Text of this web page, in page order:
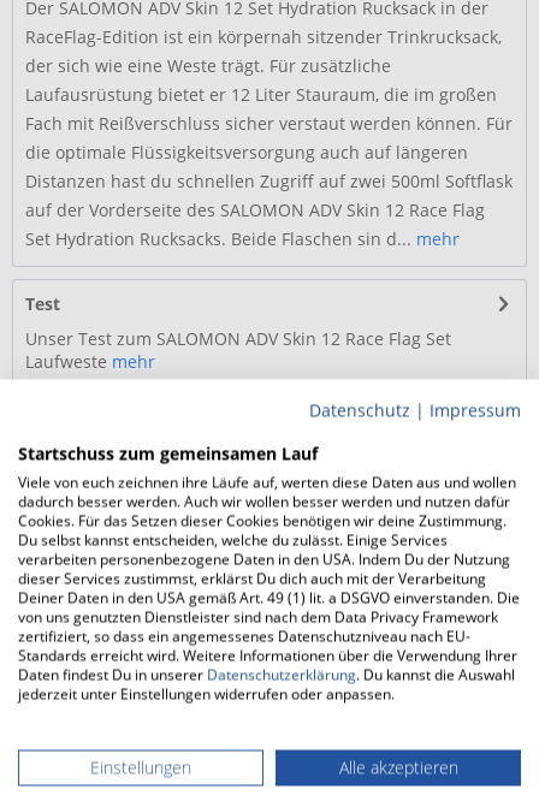
Der SALOMON ADV Skin 12 Set Hydration Rucksack in der
RaceFlag-Edition ist ein körpernah sitzender Trinkrucksack,
der sich wie eine Weste trägt. Für zusätzliche
Laufausrüstung bietet er 12 Liter Stauraum, die im großen
Fach mit Reißverschluss sicher verstaut werden können. Für
die optimale Flüssigkeitsversorgung auch auf längeren
Distanzen hast du schnellen Zugriff auf zwei 500ml Softflask
auf der Vorderseite des SALOMON ADV Skin 12 Race Flag
Set Hydration Rucksacks. Beide Flaschen sin d... mehr
Test
Unser Test zum SALOMON ADV Skin 12 Race Flag Set
Laufweste mehr
Service Hotline Onlineshop
Shop Service
Informationen
Facebook
Instagram
Über uns
Themenwelten & Events
Datenschutz | Impressum
Startschuss zum gemeinsamen Lauf
Viele von euch zeichnen ihre Läufe auf, werten diese Daten aus und wollen
dadurch besser werden. Auch wir wollen besser werden und nutzen dafür
Cookies. Für das Setzen dieser Cookies benötigen wir deine Zustimmung.
Du selbst kannst entscheiden, welche du zulässt. Einige Services
verarbeiten personenbezogene Daten in den USA. Indem Du der Nutzung
dieser Services zustimmst, erklärst Du dich auch mit der Verarbeitung
Deiner Daten in den USA gemäß Art. 49 (1) lit. a DSGVO einverstanden. Die
von uns genutzten Dienstleister sind nach dem Data Privacy Framework
zertifiziert, so dass ein angemessenes Datenschutzniveau nach EU-
Standards erreicht wird. Weitere Informationen über die Verwendung Ihrer
Daten findest Du in unserer Datenschutzerklärung. Du kannst die Auswahl
jederzeit unter Einstellungen widerrufen oder anpassen.
Einstellungen Alle akzeptieren